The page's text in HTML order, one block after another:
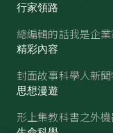
行家領路
總編輯的話我是企
精彩內容
封面故事科學人新聞
思想漫遊
形上集教科書之外
生命科學